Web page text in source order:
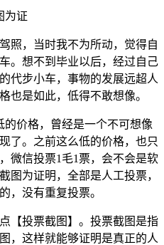
为证
照，当时我不为所动，觉得自
。想不到毕业以后，经过自己
代步小车，事物的发展远超人
也是如此，低得不敢想像。
价格，曾经是一个不可想像
了。之前这么低的价格，也只
微信投票1毛1票，会不会是软
图为证明，全部是人工投票，
，没有重复投票。
【投票截图】。投票截图是指
，这样就能够证明是真正的人